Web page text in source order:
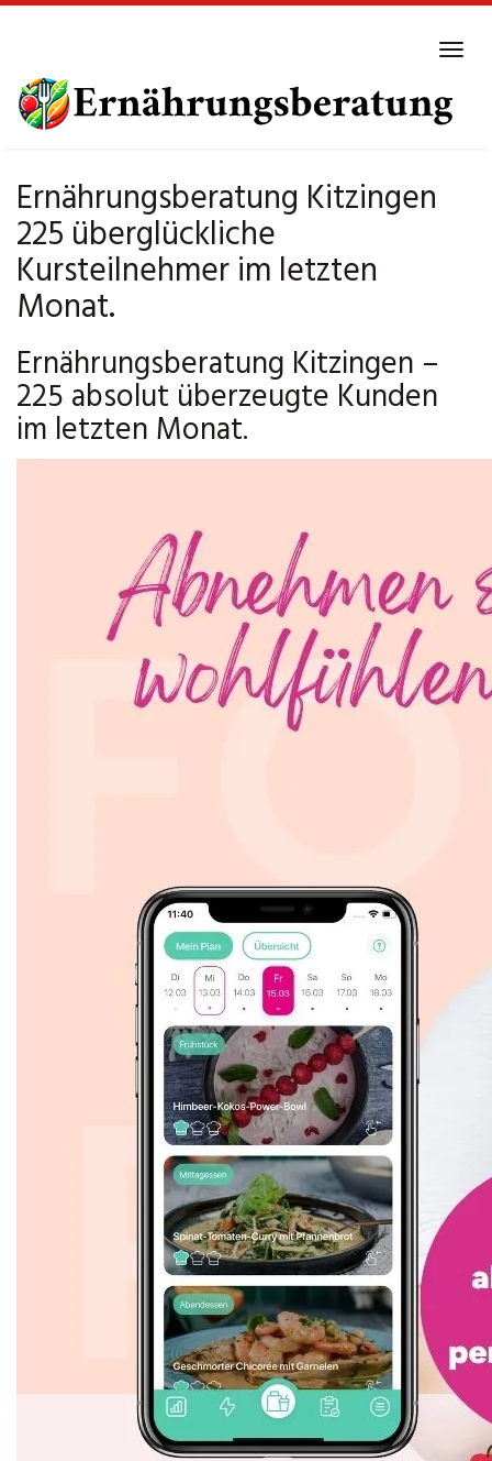
main
content
Ernährungsberatung Kitzingen
225 überglückliche
Kursteilnehmer im letzten
Monat.
Ernährungsberatung Kitzingen –
225 absolut überzeugte Kunden
im letzten Monat.